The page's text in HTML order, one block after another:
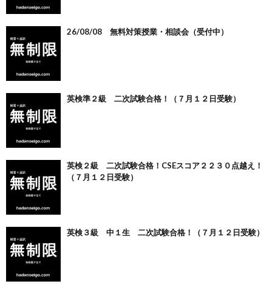
26/08/08 無料対策授業・相談会（受付中）
英検準２級 二次試験合格！（７月１２日受験）
英検２級 二次試験合格！CSEスコア２２３０点越え！
（７月１２日受験）
英検３級 中１生 二次試験合格！（７月１２日受験）